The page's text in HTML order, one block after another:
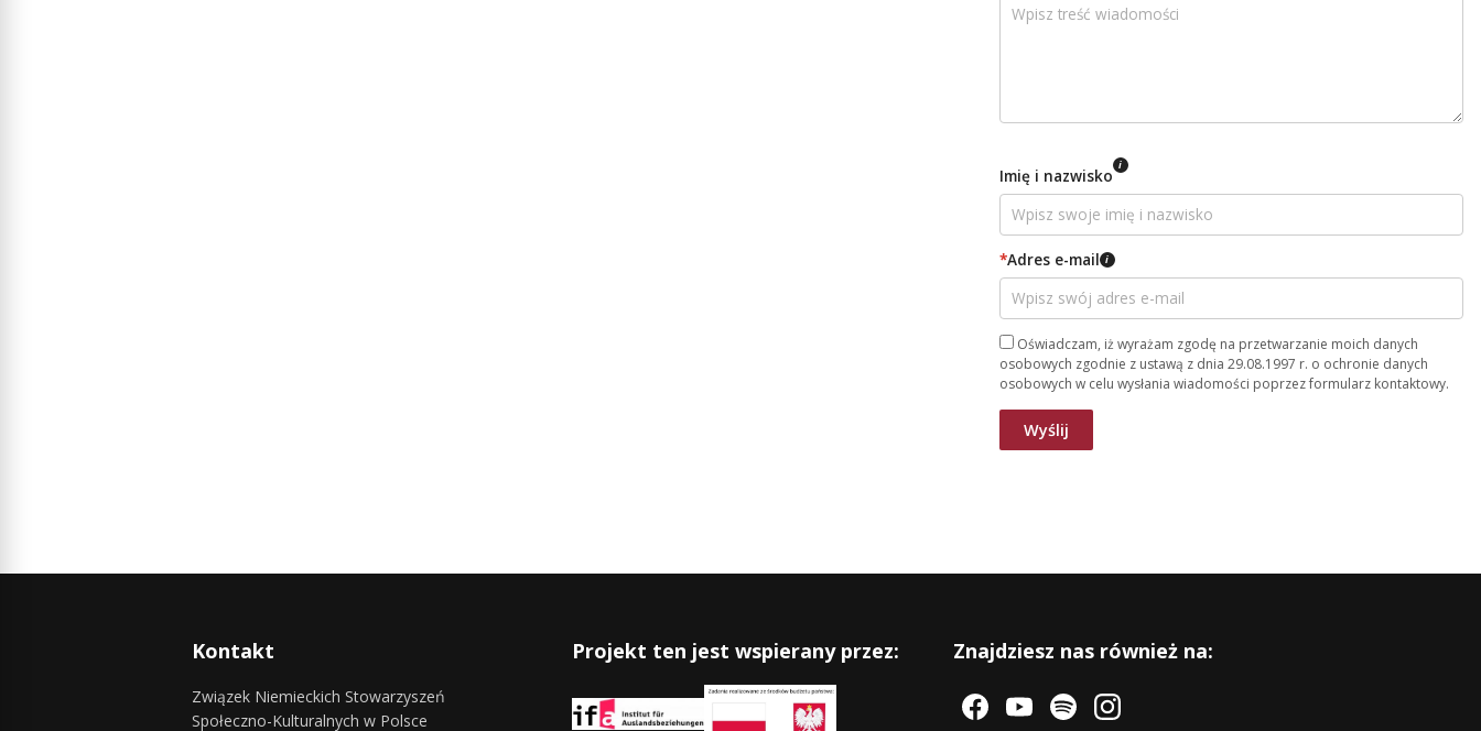
Imię i nazwisko i
*Adres e-mail i
Oświadczam, iż wyrażam zgodę na przetwarzanie moich danych
osobowych zgodnie z ustawą z dnia 29.08.1997 r. o ochronie danych
osobowych w celu wysłania wiadomości poprzez formularz kontaktowy.
Kontakt
Związek Niemieckich Stowarzyszeń
Społeczno-Kulturalnych w Polsce
Projekt ten jest wspierany przez: Znajdziesz nas również na: